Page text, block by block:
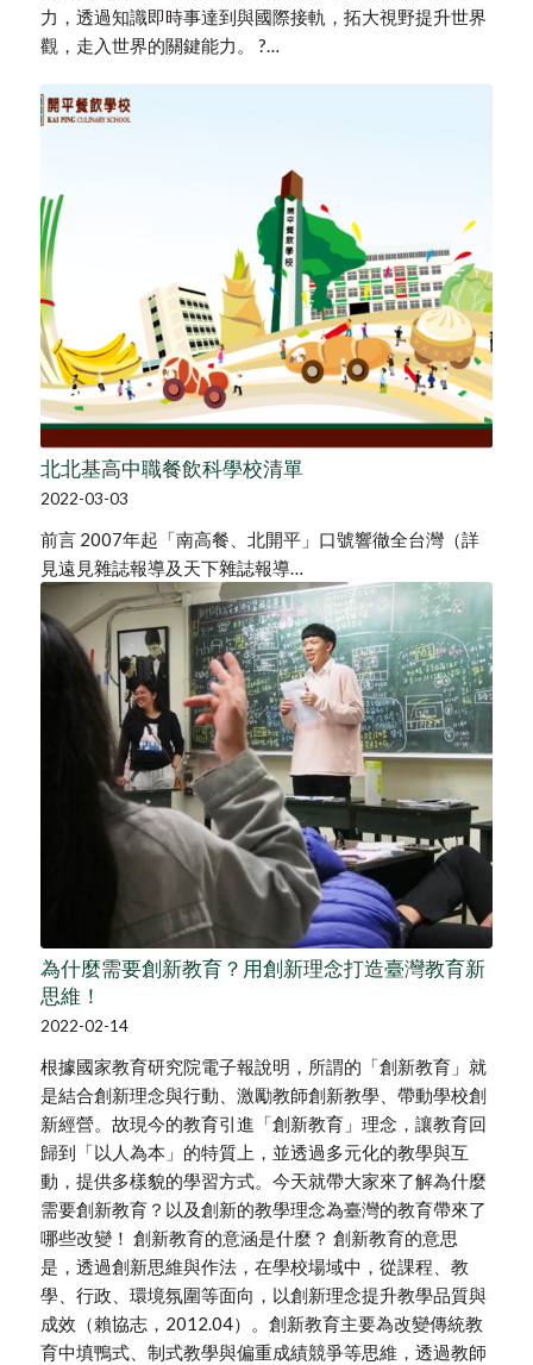
力，透過知識即時事達到與國際接軌，拓大視野提升世界
觀，走入世界的關鍵能力。 ?…
北北基高中職餐飲科學校清單
2022-03-03
前言 2007年起「南高餐、北開平」口號響徹全台灣（詳
見遠見雜誌報導及天下雜誌報導…
為什麼需要創新教育？用創新理念打造臺灣教育新
思維！
2022-02-14
根據國家教育研究院電子報說明，所謂的「創新教育」就
是結合創新理念與行動、激勵教師創新教學、帶動學校創
新經營。故現今的教育引進「創新教育」理念，讓教育回
歸到「以人為本」的特質上，並透過多元化的教學與互
動，提供多樣貌的學習方式。今天就帶大家來了解為什麼
需要創新教育？以及創新的教學理念為臺灣的教育帶來了
哪些改變！ 創新教育的意涵是什麼？ 創新教育的意思
是，透過創新思維與作法，在學校場域中，從課程、教
學、行政、環境氛圍等面向，以創新理念提升教學品質與
成效（賴協志，2012.04）。創新教育主要為改變傳統教
育中填鴨式、制式教學與偏重成績競爭等思維，透過教師